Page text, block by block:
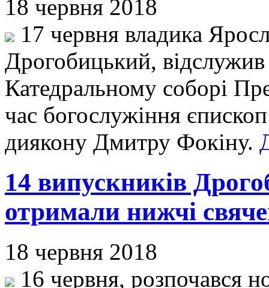
18 червня 2018
17 червня владика
Дрогобицький,
Катедральному соборі
час богослужіння
диякону Дмитру Фокіну.
14 випускників
отримали нижчі
18 червня 2018
16 червня, розпочався